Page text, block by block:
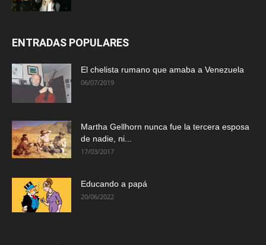
ENTRADAS POPULARES
El chelista rumano que amaba a Venezuela
06/07/2019
Martha Gellhorn nunca fue la tercera esposa
de nadie, ni...
17/03/2017
Educando a papá
20/06/2022